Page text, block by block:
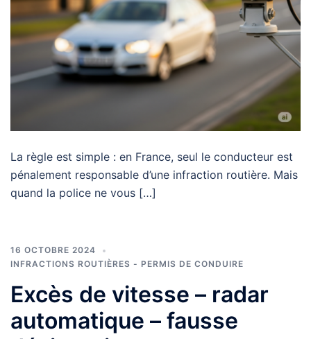
La règle est simple : en France, seul le conducteur est
pénalement responsable d’une infraction routière. Mais
quand la police ne vous […]
16 OCTOBRE 2024
INFRACTIONS ROUTIÈRES - PERMIS DE CONDUIRE
Excès de vitesse – radar
automatique – fausse